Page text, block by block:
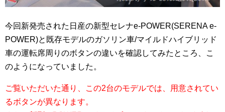
今回新発売された日産の新型セレナe-POWER(SERENA e-
POWER)と既存モデルのガソリン車/マイルドハイブリッド
車の運転席周りのボタンの違いを確認してみたところ、こ
のようになっていました。
ご覧いただいた通り、この2台のモデルでは、用意されてい
るボタンが異なります。